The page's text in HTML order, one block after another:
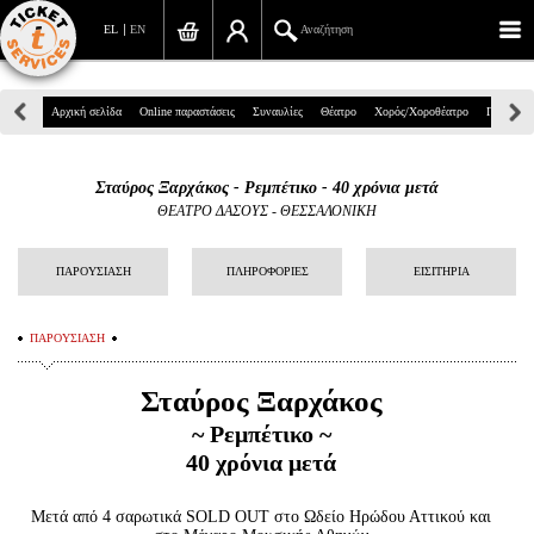
EN
EL Αναζήτηση
Πανεπιστημίου 39, Αθήνα
info@ticketservices.gr
Αναζήτηση
Σύνδεση/Εγγραφή
Αναζήτηση παραγγελίας
Προσωπικά Δεδομένα
Αρχική σελίδα Online παραστάσεις Συναυλίες Θέατρο Χορός/Χοροθέατρο Παιδικά
Σταύρος Ξαρχάκος - Ρεμπέτικο - 40 χρόνια μετά
ΘΕΑΤΡΟ ΔΑΣΟΥΣ - ΘΕΣΣΑΛΟΝΙΚΗ
ΠΑΡΟΥΣΙΑΣΗ ΠΛΗΡΟΦΟΡΙΕΣ ΕΙΣΙΤΗΡΙΑ
ΠΑΡΟΥΣΙΑΣΗ
Σταύρος Ξαρχάκος
~ Ρεμπέτικο ~
40 χρόνια μετά
Μετά από 4 σαρωτικά SOLD OUT στο Ωδείο Ηρώδου Αττικού και